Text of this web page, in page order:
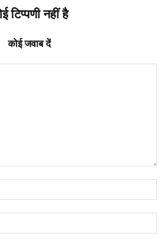
टिप्पणी नहीं है
कोई जवाब दें